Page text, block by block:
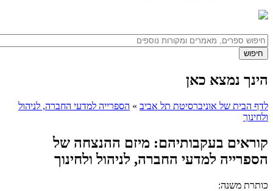
הינך נמצא כאן
לדף הבית של אוניברסיטת תל אביב » הספרייה למדעי החברה, לניהול
ולחינוך
קוראים בעקבותיהם: מיזם ההנצחה של
הספרייה למדעי החברה, לניהול ולחינוך
כותרת משנה: